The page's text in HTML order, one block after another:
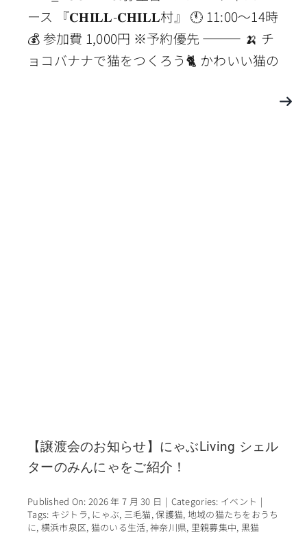
ース 『𝐂𝐇𝐈𝐋𝐋-𝐂𝐇𝐈𝐋𝐋村』 🕚 11:00〜14時
💰 参加費 1,000円 ※予約優先 ⸻ 🍌 チ
ョコバナナで猫をつくろう🐈 かわいい猫の
【譲渡会のお知らせ】にゃぶLiving シェル
ターのみんにゃをご紹介！
Published On: 2026 年 7 月 30 日 | Categories: イベント |
Tags: キジトラ, にゃぶ, 三毛猫,保護猫, 地域の猫たちをおうち
に, 横浜市泉区, 猫のいる生活,神奈川県, 里親募集中, 黒猫